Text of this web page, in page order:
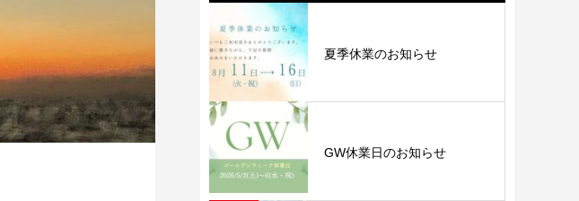
夏季休業のお知らせ
GW休業日のお知らせ